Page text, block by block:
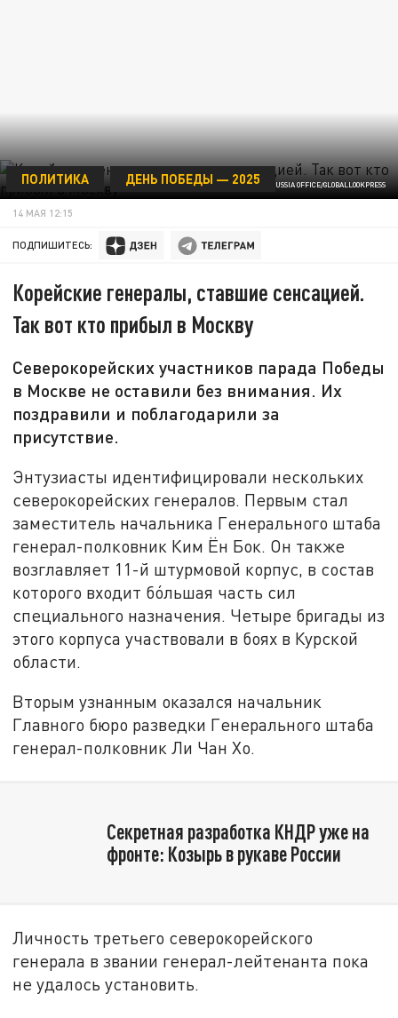
© PRESIDENT OF RUSSIA OFFICE/GLOBALLOOKPRESS
ПОЛИТИКА ДЕНЬ ПОБЕДЫ — 2025
14 МАЯ 12:15
ПОДПИШИТЕСЬ:
Корейские генералы, ставшие сенсацией.
Так вот кто прибыл в Москву
Северокорейских участников парада Победы
в Москве не оставили без внимания. Их
поздравили и поблагодарили за
присутствие.
Энтузиасты идентифицировали нескольких
северокорейских генералов. Первым стал
заместитель начальника Генерального штаба
генерал-полковник Ким Ён Бок. Он также
возглавляет 11-й штурмовой корпус, в состав
которого входит бóльшая часть сил
специального назначения. Четыре бригады из
этого корпуса участвовали в боях в Курской
области.
Вторым узнанным оказался начальник
Главного бюро разведки Генерального штаба
генерал-полковник Ли Чан Хо.
Секретная разработка КНДР уже на
фронте: Козырь в рукаве России
Личность третьего северокорейского
генерала в звании генерал-лейтенанта пока
не удалось установить.